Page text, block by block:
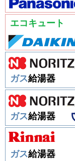
エコキュート
ガス給湯器
ガス給湯器
ガス給湯器